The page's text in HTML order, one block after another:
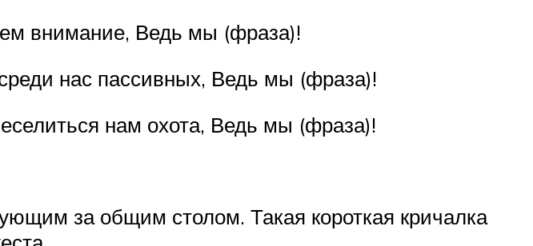
внимание, Ведь мы (фраза)!
нас пассивных, Ведь мы (фраза)!
нам охота, Ведь мы (фраза)!
за общим столом. Такая короткая кричалка